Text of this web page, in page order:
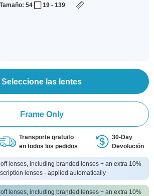
Tamaño: 54 19 - 139
Seleccione las lentes
Frame Only
Transporte gratuito
en todos los pedidos
30-Day
Devolución
lenses, including branded lenses + an extra 10%
lenses - applied automatically
lenses, including branded lenses + an extra 10%